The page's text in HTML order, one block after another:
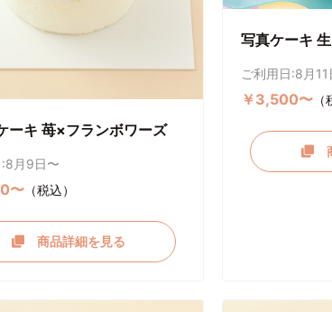
ーキ 苺×フランボワーズ
月9日〜
〜 （税込）
商品詳細を見る
写真ケーキ
ご利用日:8月11
￥3,500〜
商